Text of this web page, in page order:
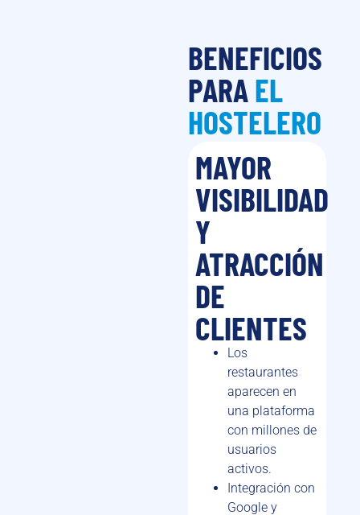
BENEFICIOS
PARAEL
HOSTELERO
MAYOR
VISIBILIDAD
Y
ATRACCIÓN
DE
CLIENTES
Los
restaurantes
aparecen en
una plataforma
con millones de
usuarios
activos.
Integración con
Google y